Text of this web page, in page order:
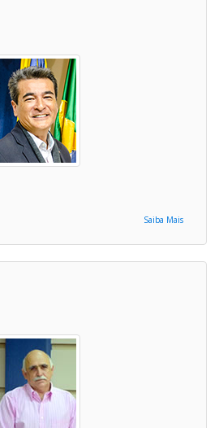
Saiba Mais